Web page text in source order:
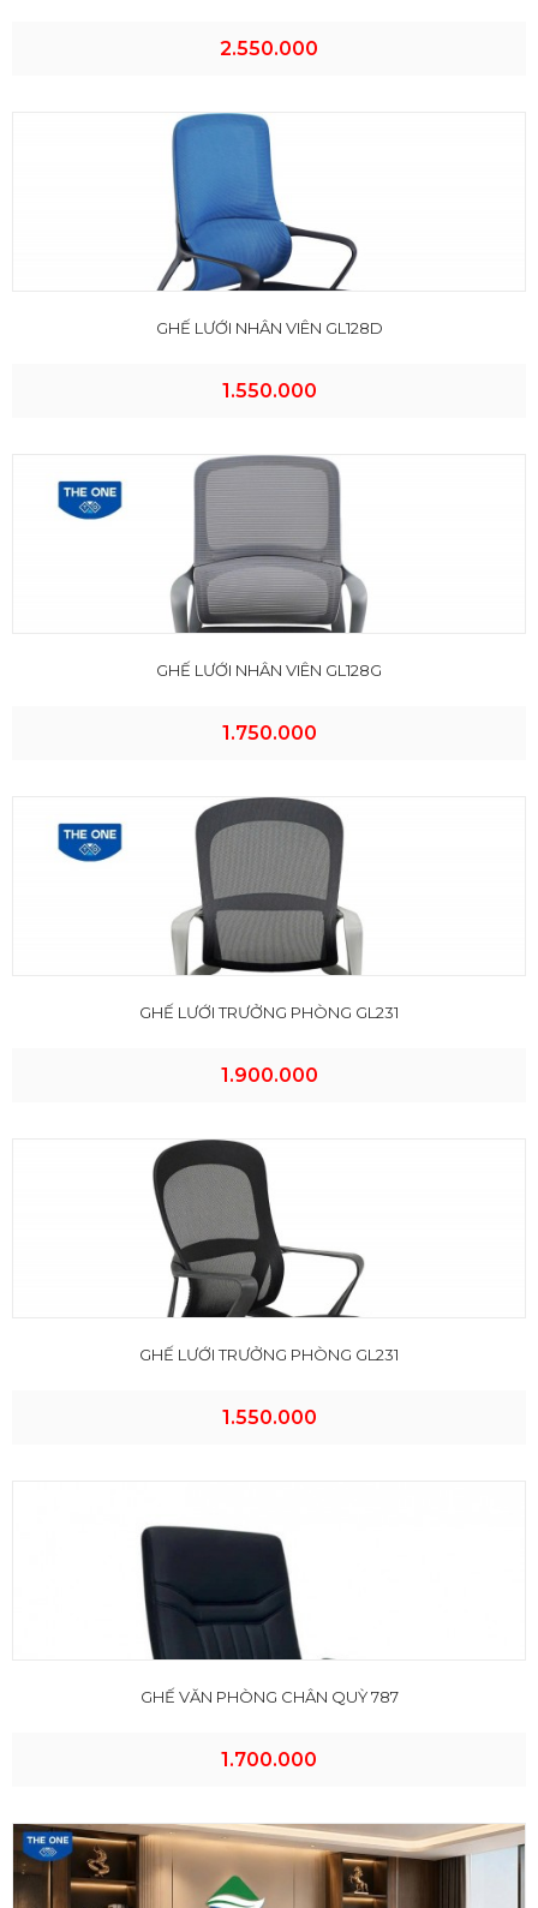
2.550.000
GHẾ LƯỚI NHÂN VIÊN GL128D
1.550.000
GHẾ LƯỚI NHÂN VIÊN GL128G
1.750.000
GHẾ LƯỚI TRƯỞNG PHÒNG GL231
1.900.000
GHẾ LƯỚI TRƯỞNG PHÒNG GL231
1.550.000
GHẾ VĂN PHÒNG CHÂN QUỲ 787
1.700.000